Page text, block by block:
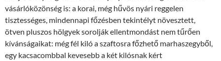
vásárlóközönség is: a korai, még hűvös nyári reggelen
tisztességes, mindennapi főzésben tekintélyt növesztett,
ötven pluszos hölgyek sorolják ellentmondást nem tűrően
kívánságaikat: még fél kiló a szaftosra főzhető marhaszegyből,
egy kacsacombbal kevesebb a két kilósnak kért